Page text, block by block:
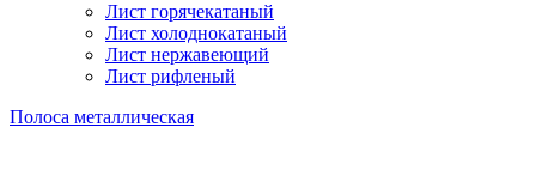
Лист горячекатаный
Лист холоднокатаный
Лист нержавеющий
Лист рифленый
Полоса металлическая